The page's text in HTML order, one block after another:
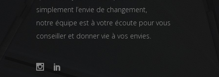
simplement l’envie de changement,
notre équipe est à votre écoute pour vous
conseiller et donner vie à vos envies.